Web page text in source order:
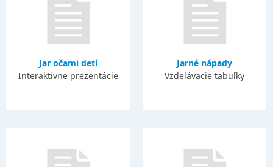
Jar očami detí
Interaktívne prezentácie
Jarné nápady
Vzdelávacie tabuľky